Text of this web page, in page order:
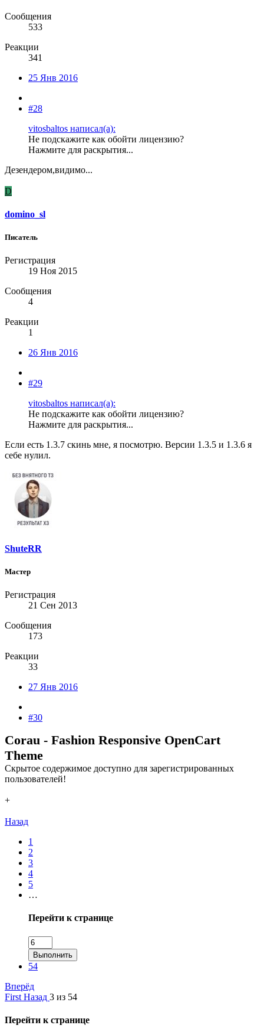
Сообщения
533
Реакции
341
25 Янв 2016
#28
vitosbaltos написал(а):
Не подскажите как обойти лицензию?
Нажмите для раскрытия...
Дезендером,видимо...
D
domino_sl
Писатель
Регистрация
19 Ноя 2015
Сообщения
4
Реакции
1
26 Янв 2016
#29
vitosbaltos написал(а):
Не подскажите как обойти лицензию?
Нажмите для раскрытия...
Если есть 1.3.7 скинь мне, я посмотрю. Версии 1.3.5 и 1.3.6 я
себе нулил.
ShuteRR
Мастер
Регистрация
21 Сен 2013
Сообщения
173
Реакции
33
27 Янв 2016
#30
Corau - Fashion Responsive OpenCart
Theme
Скрытое содержимое доступно для зарегистрированных
пользователей!
+
Назад
1
2
3
4
5
…
Перейти к странице
Выполнить
54
Вперёд
First Назад 3 из 54
Перейти к странице